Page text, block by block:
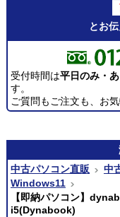
とお
受付時間は平日のみ・
す。
ご質問もご注文も、お
中古パソコン直販
中
Windows11
【即納パソコン】
i5(Dynabook)